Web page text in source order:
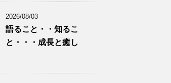
2026/08/03
語ること・・知るこ
と・・・成長と癒し